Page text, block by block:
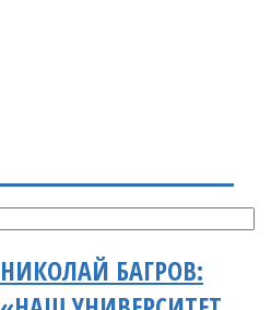
НИКОЛАЙ БАГРОВ: